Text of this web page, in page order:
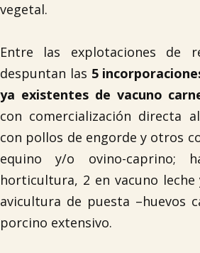
vegetal.
Entre las explotaciones de
despuntan las 5
ya existentes de vacuno
con comercialización directa
con pollos de engorde y otros
equino y/o ovino-caprino;
horticultura, 2 en vacuno
avicultura de puesta –huevos
porcino extensivo.